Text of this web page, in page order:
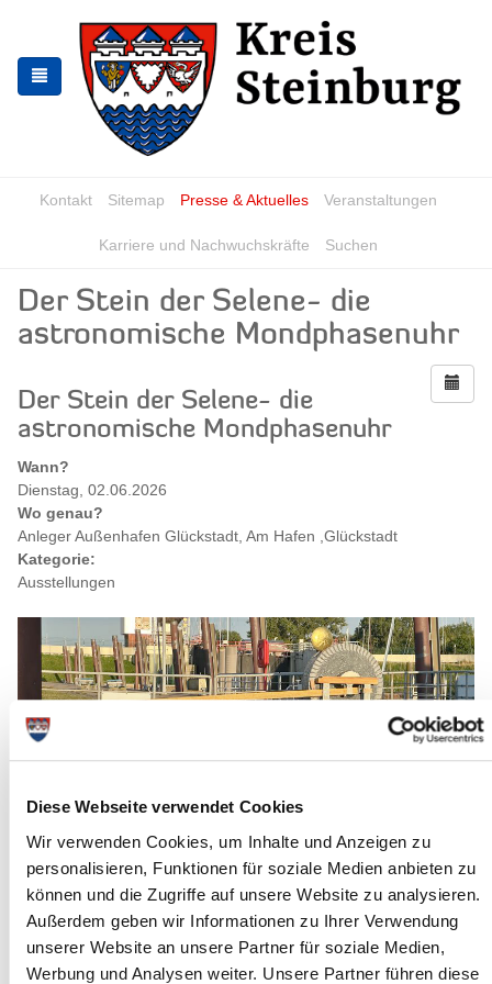
Diese Webseite verwendet Cookies
Wir verwenden Cookies, um Inhalte und Anzeigen zu
personalisieren, Funktionen für soziale Medien anbieten zu
können und die Zugriffe auf unsere Website zu analysieren.
Außerdem geben wir Informationen zu Ihrer Verwendung
unserer Website an unsere Partner für soziale Medien,
Werbung und Analysen weiter. Unsere Partner führen diese
springen
springen
Kontakt Sitemap Presse & Aktuelles Veranstaltungen
Karriere und Nachwuchskräfte Suchen
Der Stein der Selene- die
astronomische Mondphasenuhr
Der Stein der Selene- die
astronomische Mondphasenuhr
Wann?
Dienstag, 02.06.2026
Wo genau?
Anleger Außenhafen Glückstadt, Am Hafen ,Glückstadt
Kategorie:
Ausstellungen
Quelle : S.Schröpfer